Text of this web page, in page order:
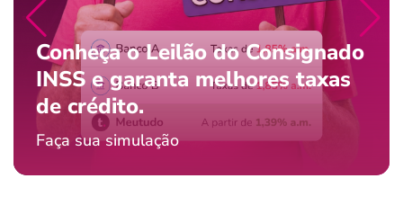
Conheça o Leilão do Consignado
INSS e garanta melhores taxas
de crédito.
Faça sua simulação